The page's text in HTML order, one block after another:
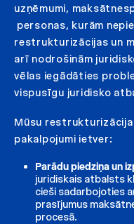
uzņēmumi,
personas, kurām
restrukturizācijas un
arī nodrošinām
vēlas iegādāties
vispusīgu juridisko
Mūsu
pakalpojumi ietver:
Parādu piedziņa un
juridiskais atbalsts
cieši sadarbojoties
prasījumus
procesā.